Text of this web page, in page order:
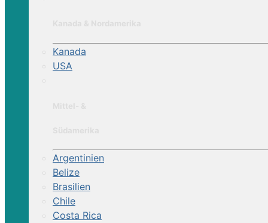
Kanada
USA
Argentinien
Belize
Brasilien
Chile
Costa Rica
pegasus
reisen
europa
italien